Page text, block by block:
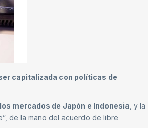
capitalizada con políticas de
mercados de Japón e Indonesia , y la
de la mano del acuerdo de libre